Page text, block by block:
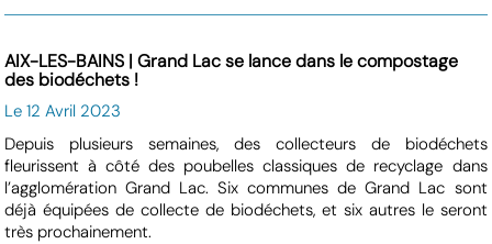
AIX-LES-BAINS | Grand Lac se lance dans le compostage
des biodéchets !
Le 12 Avril 2023
Depuis plusieurs semaines, des collecteurs de biodéchets
fleurissent à côté des poubelles classiques de recyclage dans
l’agglomération Grand Lac. Six communes de Grand Lac sont
déjà équipées de collecte de biodéchets, et six autres le seront
très prochainement.